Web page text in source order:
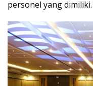
personel yang dimiliki.